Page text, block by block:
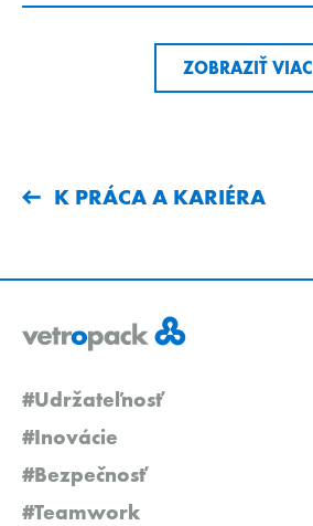
ZOBRAZIŤ VIAC
K PRÁCA A KARIÉRA
#Udržateľnosť
#Inovácie
#Bezpečnosť
#Teamwork